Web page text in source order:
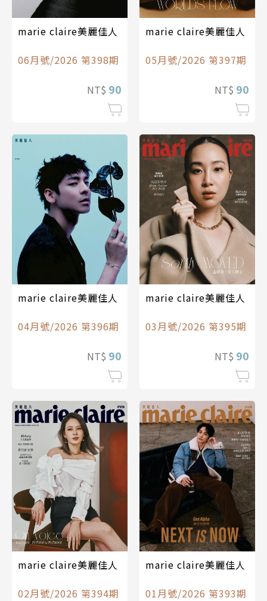
marie claire美麗佳人
06月號/2026 第398期
NT$ 90
marie claire美麗佳人
05月號/2026 第397期
NT$ 90
marie claire美麗佳人
04月號/2026 第396期
NT$ 90
marie claire美麗佳人
03月號/2026 第395期
NT$ 90
marie claire美麗佳人
02月號/2026 第394期
marie claire美麗佳人
01月號/2026 第393期